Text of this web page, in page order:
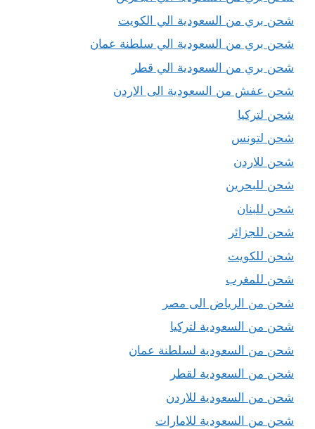
شحن بري من السعودية الي الكويت
شحن بري من السعودية الي سلطنة عمان
شحن بري من السعودية الي قطر
شحن عفش من السعودية الى الاردن
شحن لتركيا
شحن لتونس
شحن للاردن
شحن للبحرين
شحن للبنان
شحن للجزائر
شحن للكويت
شحن للمغرب
شحن من الرياض الى مصر
شحن من السعودية لتركيا
شحن من السعودية لسلطنة عمان
شحن من السعودية لقطر
شحن من السعودية للاردن
شحن من السعودية للامارات